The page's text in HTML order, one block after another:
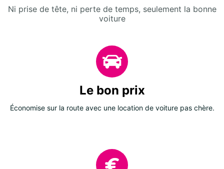
Ni prise de tête, ni perte de temps, seulement la bonne
voiture
Le bon prix
Économise sur la route avec une location de voiture pas chère.